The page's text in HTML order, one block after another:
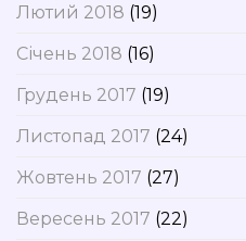
Лютий 2018 (19)
Січень 2018 (16)
Грудень 2017 (19)
Листопад 2017 (24)
Жовтень 2017 (27)
Вересень 2017 (22)